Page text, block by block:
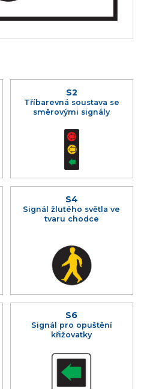
S2
Tříbarevná soustava se
směrovými signály
S4
Signál žlutého světla ve
tvaru chodce
S6
Signál pro opuštění
křižovatky